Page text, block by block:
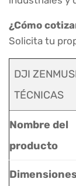
¿Cómo
Solicita tu
DJI
TÉCNICAS
Nombre del
producto